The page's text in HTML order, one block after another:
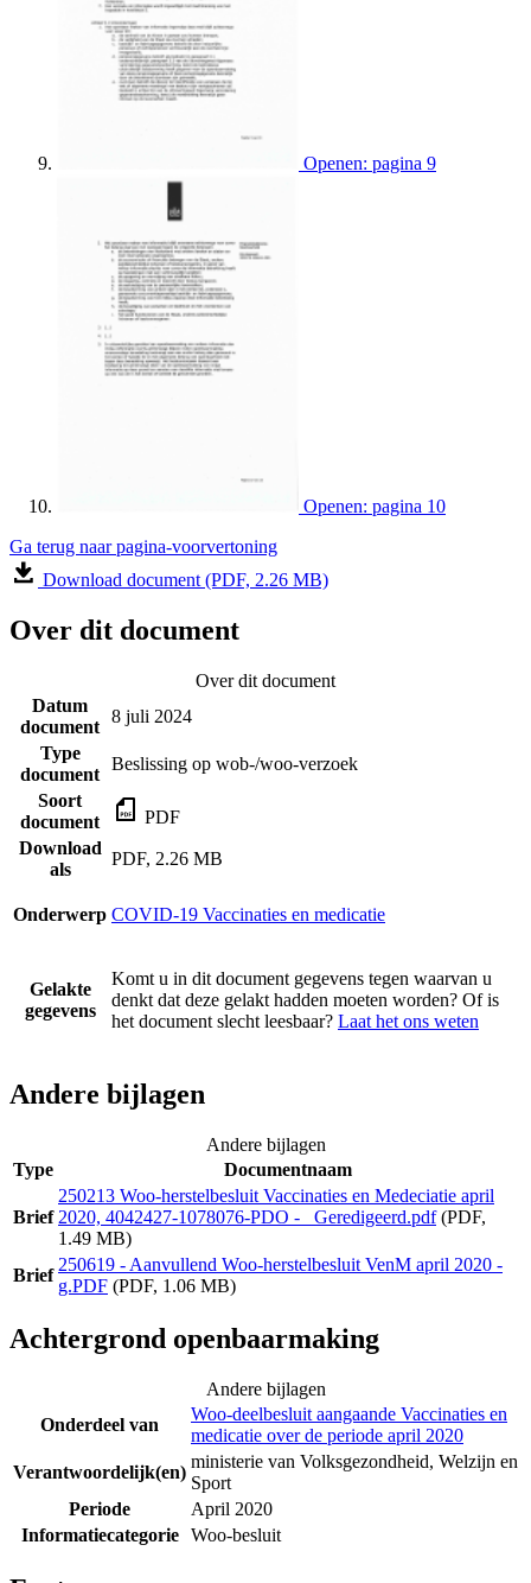
Openen: pagina 9
Openen: pagina 10
Ga terug naar pagina-voorvertoning
Download document (PDF, 2.26 MB)
Over dit document
Over dit document
Datum
document
8 juli 2024
Type
document
Beslissing op wob-/woo-verzoek
Soort
document
PDF
Download
als
PDF, 2.26 MB
Onderwerp COVID-19 Vaccinaties en medicatie
Gelakte
gegevens
Komt u in dit document gegevens tegen waarvan u
denkt dat deze gelakt hadden moeten worden? Of is
het document slecht leesbaar? Laat het ons weten
Andere bijlagen
Andere bijlagen
Type
Documentnaam
Brief
250213 Woo-herstelbesluit Vaccinaties en Medeciatie april
2020, 4042427-1078076-PDO - _Geredigeerd.pdf(PDF,
1.49 MB)
Brief
250619 - Aanvullend Woo-herstelbesluit VenM april 2020 -
g.PDF (PDF, 1.06 MB)
Achtergrond openbaarmaking
Andere bijlagen
Onderdeel van
Woo-deelbesluit aangaande Vaccinaties en
medicatie over de periode april 2020
Verantwoordelijk(en)
ministerie van Volksgezondheid, Welzijn en
Sport
Periode
April 2020
Informatiecategorie
Woo-besluit